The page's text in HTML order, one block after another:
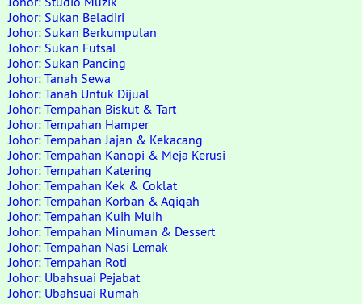
Johor: Sukan Beladiri
Johor: Sukan Berkumpulan
Johor: Sukan Futsal
Johor: Sukan Pancing
Johor: Tanah Sewa
Johor: Tanah Untuk Dijual
Johor: Tempahan Biskut & Tart
Johor: Tempahan Hamper
Johor: Tempahan Jajan & Kekacang
Johor: Tempahan Kanopi & Meja Kerusi
Johor: Tempahan Katering
Johor: Tempahan Kek & Coklat
Johor: Tempahan Korban & Aqiqah
Johor: Tempahan Kuih Muih
Johor: Tempahan Minuman & Dessert
Johor: Tempahan Nasi Lemak
Johor: Tempahan Roti
Johor: Ubahsuai Pejabat
Johor: Ubahsuai Rumah